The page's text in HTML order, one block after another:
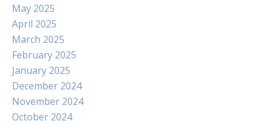
May 2025
April 2025
March 2025
February 2025
January 2025
December 2024
November 2024
October 2024